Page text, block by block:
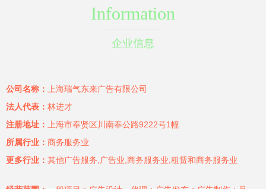
Information
企业信息
公司名称：
上海瑞气东来广告有限公司
法人代表： 林进才
注册地址：
上海市奉贤区川南奉公路9222号1幢
所属行业： 商务服务业
更多行业： 其他广告服务,广告业,商务服务业,租赁和商务服务业